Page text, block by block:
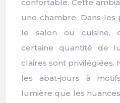
confortable. Cette
une chambre. Dans les
le salon ou cuisine,
certaine quantité de
claires sont
les abat-jours à
lumière que les